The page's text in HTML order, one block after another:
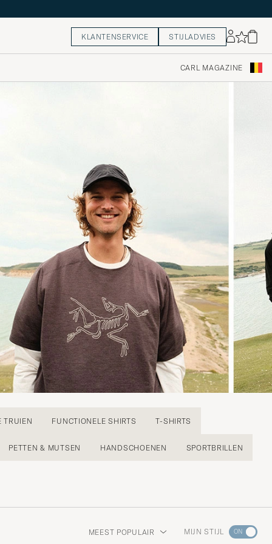
KLANTENSERVICE STIJLADVIES
CARL MAGAZINE
TRUIEN FUNCTIONELE SHIRTS T-SHIRTS
PETTEN & MUTSEN HANDSCHOENEN SPORTBRILLEN
MEEST POPULAIR MIJN STIJL Ga